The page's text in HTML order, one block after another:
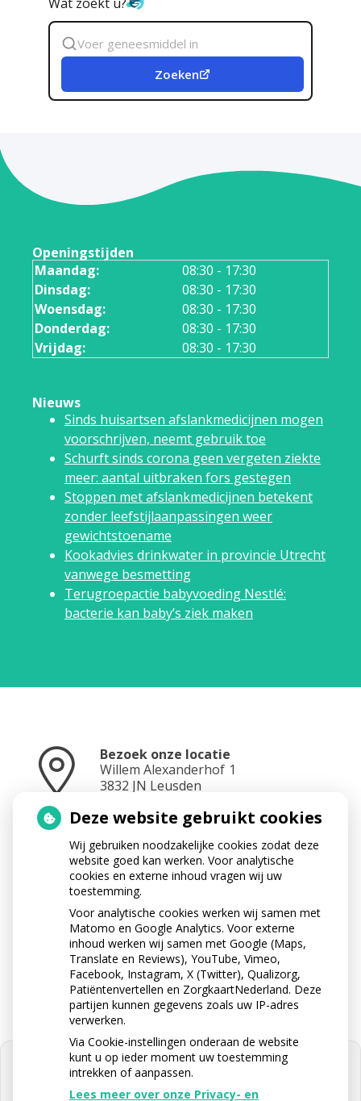
Zoek
geneesmiddel
Zoeken
Openingstijden
Maandag:
08:30 - 17:30
Dinsdag:
08:30 - 17:30
Woensdag:
08:30 - 17:30
Donderdag:
08:30 - 17:30
Vrijdag:
08:30 - 17:30
Nieuws
Sinds huisartsen afslankmedicijnen mogen
voorschrijven, neemt gebruik toe
Schurft sinds corona geen vergeten ziekte
meer: aantal uitbraken fors gestegen
Stoppen met afslankmedicijnen betekent
zonder leefstijlaanpassingen weer
gewichtstoename
Kookadvies drinkwater in provincie Utrecht
vanwege besmetting
Terugroepactie babyvoeding Nestlé:
bacterie kan baby’s ziek maken
Bezoek onze locatie
Willem Alexanderhof 1
3832 JN Leusden
Neem contact op
033 433 3282
Stuur ons een e-mail
info@apotheektabaksteeg.nl
Deze website gebruikt cookies
Wij gebruiken noodzakelijke cookies zodat deze
website goed kan werken. Voor analytische
cookies en externe inhoud vragen wij uw
toestemming.
Voor analytische cookies werken wij samen met
Matomo en Google Analytics. Voor externe
inhoud werken wij samen met Google (Maps,
Translate en Reviews), YouTube, Vimeo,
Facebook, Instagram, X (Twitter), Qualizorg,
Patiëntenvertellen en ZorgkaartNederland. Deze
partijen kunnen gegevens zoals uw IP-adres
verwerken.
Via Cookie-instellingen onderaan de website
kunt u op ieder moment uw toestemming
intrekken of aanpassen.
Lees meer over onze Privacy- en